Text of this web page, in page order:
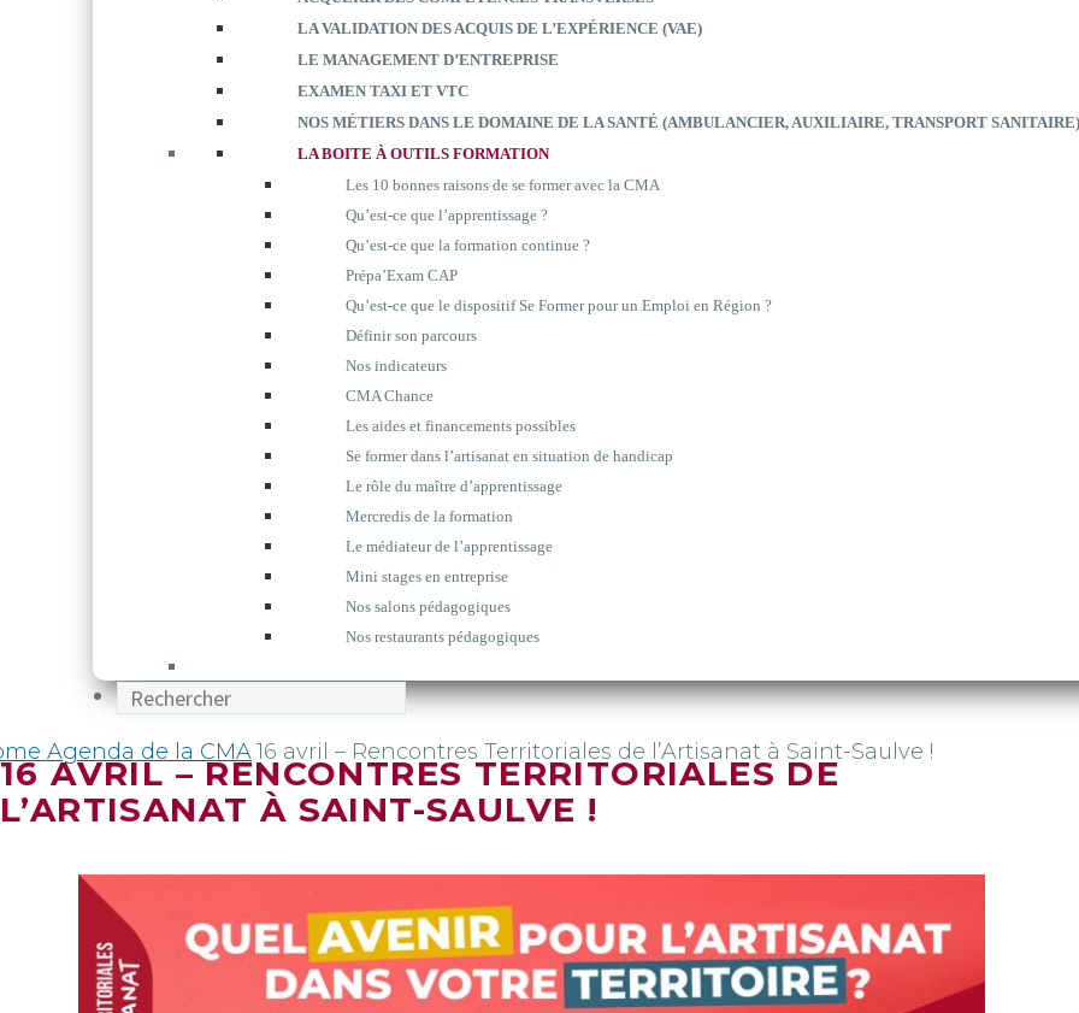
LA VALIDATION DES ACQUIS DE L’EXPÉRIENCE (VAE)
LE MANAGEMENT D’ENTREPRISE
EXAMEN TAXI ET VTC
NOS MÉTIERS DANS LE DOMAINE DE LA SANTÉ (AMBULANCIER, AUXILIAIRE, TRANSPORT SANITAIRE)
LA BOITE À OUTILS FORMATION
Les 10 bonnes raisons de se former avec la CMA
Qu’est-ce que l’apprentissage ?
Qu’est-ce que la formation continue ?
Prépa’Exam CAP
Qu’est-ce que le dispositif Se Former pour un Emploi en Région ?
Définir son parcours
Nos indicateurs
CMA Chance
Les aides et financements possibles
Se former dans l’artisanat en situation de handicap
Le rôle du maître d’apprentissage
Mercredis de la formation
Le médiateur de l’apprentissage
Mini stages en entreprise
Nos salons pédagogiques
Nos restaurants pédagogiques
Agenda de la CMA16 avril – Rencontres Territoriales de l’Artisanat à Saint-Saulve !
16 AVRIL – RENCONTRES TERRITORIALES DE
L’ARTISANAT À SAINT-SAULVE !